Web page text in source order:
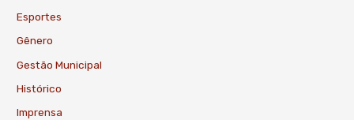
Esportes
Gênero
Gestão Municipal
Histórico
Imprensa